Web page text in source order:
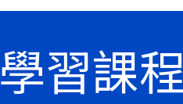
學習課程